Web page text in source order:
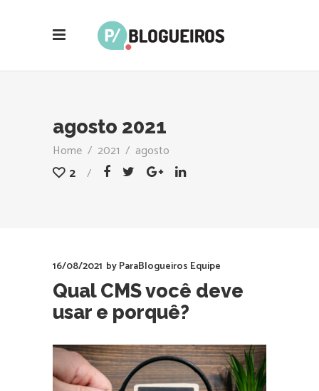
agosto 2021
Home / 2021 / agosto
2
16/08/2021 byParaBlogueiros Equipe
Qual CMS você deve
usar e porquê?